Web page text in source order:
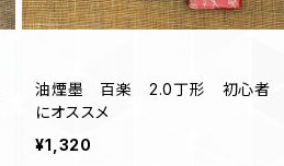
油煙墨 百楽 2.0丁形 初心者
にオススメ
¥1,320